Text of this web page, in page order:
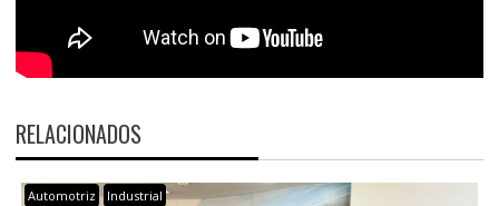
RELACIONADOS
Automotriz Industrial